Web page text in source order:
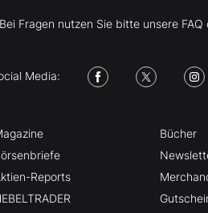
Bei Fragen nutzen Sie bitte unsere
Media:
Reports
Bücher